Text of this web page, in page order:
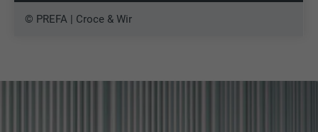
© PREFA | Croce & Wir